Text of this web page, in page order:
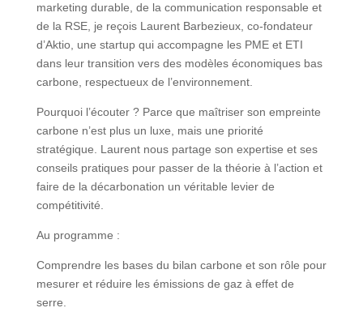
marketing durable, de la communication responsable et
de la RSE, je reçois Laurent Barbezieux, co-fondateur
d’Aktio, une startup qui accompagne les PME et ETI
dans leur transition vers des modèles économiques bas
carbone, respectueux de l’environnement.
Pourquoi l’écouter ? Parce que maîtriser son empreinte
carbone n’est plus un luxe, mais une priorité
stratégique. Laurent nous partage son expertise et ses
conseils pratiques pour passer de la théorie à l’action et
faire de la décarbonation un véritable levier de
compétitivité.
Au programme :
Comprendre les bases du bilan carbone et son rôle pour
mesurer et réduire les émissions de gaz à effet de
serre.